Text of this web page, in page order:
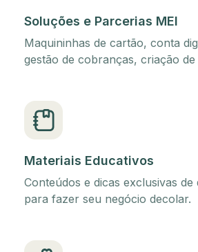
Soluções e Parcerias MEI
Maquininhas de cartão, conta
gestão de cobranças, criação de
Materiais Educativos
Conteúdos e dicas exclusivas de
para fazer seu negócio decolar.